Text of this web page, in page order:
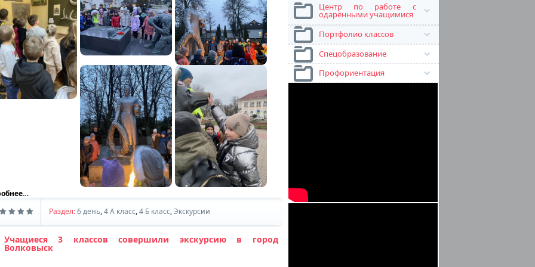
Центр по работе с
одарёнными учащимися
Портфолио классов
Спецобразование
Профориентация
Раздел:6 день,4 А класс,4 Б класс,Экскурсии
Учащиеся 3 классов совершили экскурсию в город
Волковыск